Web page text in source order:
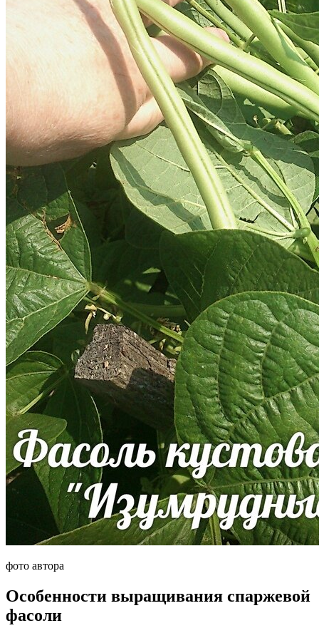
фото автора
Особенности выращивания спаржевой
фасоли